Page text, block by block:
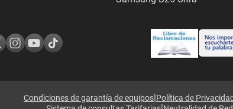
Condiciones de garantía de equipos|Política de Privacidad